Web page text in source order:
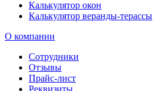
Калькулятор окон
Калькулятор веранды-терассы
О компании
Сотрудники
Отзывы
Прайс-лист
Реквизиты